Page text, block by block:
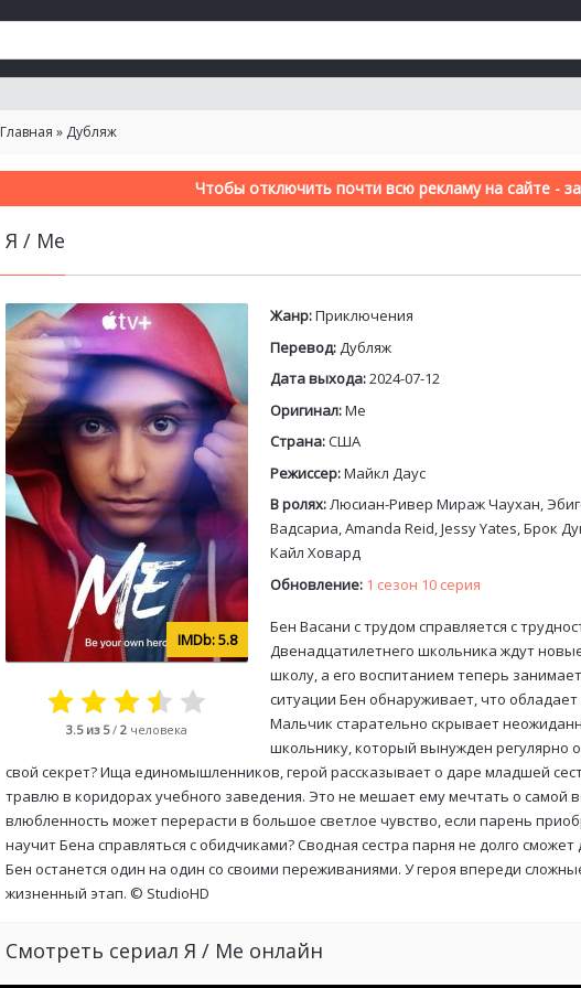
Главная » Дубляж
Чтобы отключить почти всю рекламу на сайте -
Я / Me
5.8
3.5из 5/ 2 человека
Жанр:Приключения
Перевод: Дубляж
Дата выхода:2024-07-12
Оригинал:Me
Страна:США
Режиссер:Майкл Даус
В ролях:Люсиан-Ривер Мираж Чаухан,
Вадсариа, Amanda Reid, Jessy Yates, Брок
Кайл Ховард
Обновление: 1 сезон 10 серия
Бен Васани с трудом справляется с
Двенадцатилетнего школьника ждут
школу, а его воспитанием теперь
ситуации Бен обнаруживает, что
Мальчик старательно скрывает
школьнику, который вынужден регулярно
свой секрет? Ища единомышленников, герой рассказывает о даре младшей
травлю в коридорах учебного заведения. Это не мешает ему мечтать о самой
влюбленность может перерасти в большое светлое чувство, если парень
научит Бена справляться с обидчиками? Сводная сестра парня не долго
Бен останется один на один со своими переживаниями. У героя впереди
жизненный этап. © StudioHD
Смотреть сериал Я / Me онлайн